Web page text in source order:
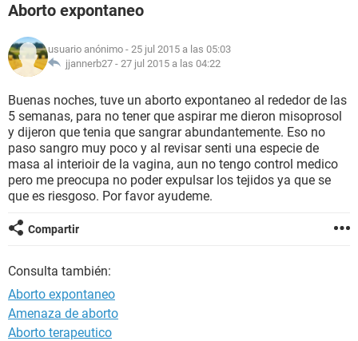
NUTRICIÓN
BIENESTAR
SEXUALIDAD
GLOSARIO
Aborto expontaneo
usuario anónimo - 25 jul 2015 a las 05:03
jjannerb27 - 27 jul 2015 a las 04:22
Buenas noches, tuve un aborto expontaneo al rededor de las
5 semanas, para no tener que aspirar me dieron misoprosol
y dijeron que tenia que sangrar abundantemente. Eso no
paso sangro muy poco y al revisar senti una especie de
masa al interioir de la vagina, aun no tengo control medico
pero me preocupa no poder expulsar los tejidos ya que se
que es riesgoso. Por favor ayudeme.
Compartir
Consulta también:
Aborto expontaneo
Amenaza de aborto
Aborto terapeutico